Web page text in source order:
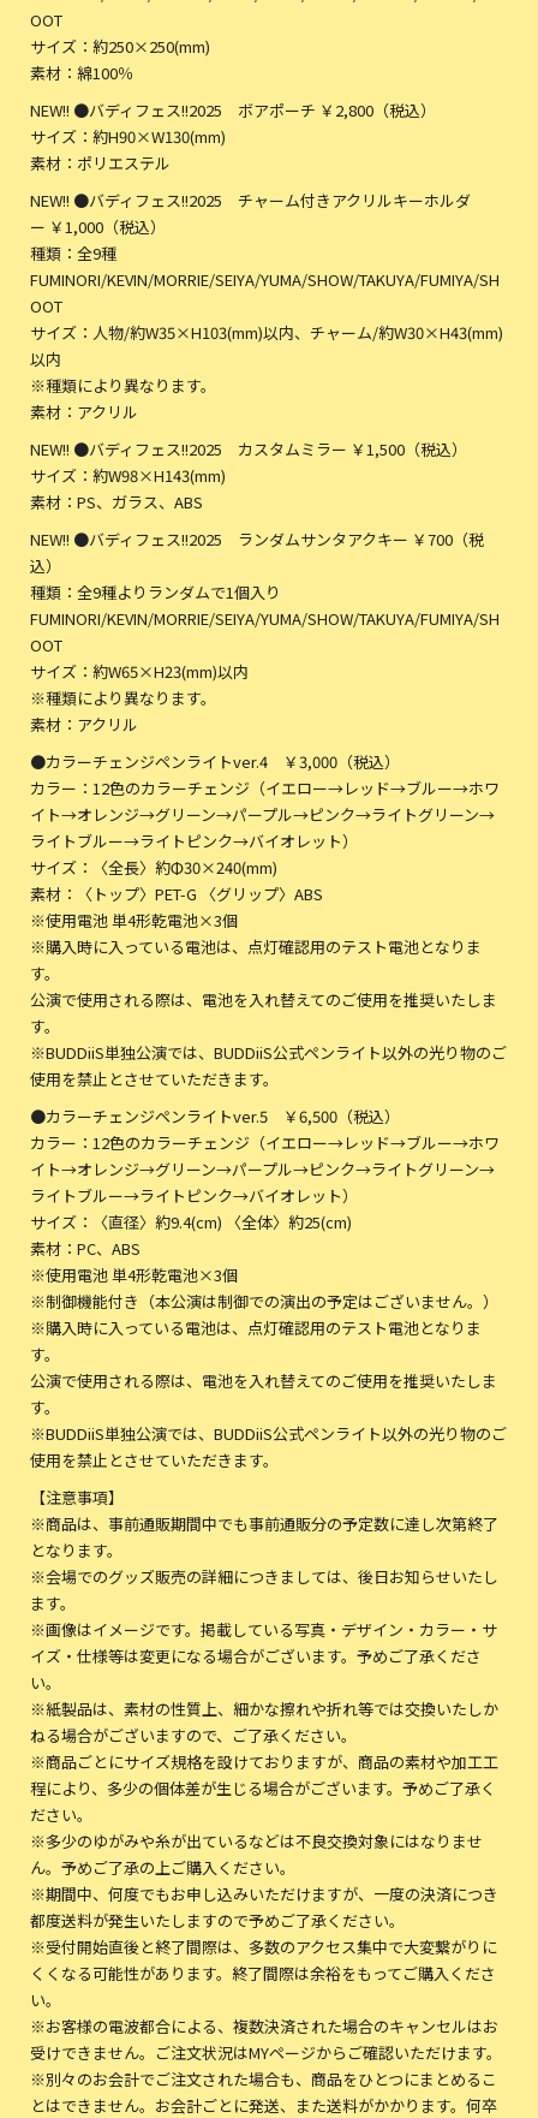
OOT
サイズ：約250×250(mm)
素材：綿100％
NEW!! ●バディフェス!!2025 ボアポーチ ￥2,800（税込）
サイズ：約H90×W130(mm)
素材：ポリエステル
NEW!! ●バディフェス!!2025 チャーム付きアクリルキーホルダ
ー ￥1,000（税込）
種類：全9種
FUMINORI/KEVIN/MORRIE/SEIYA/YUMA/SHOW/TAKUYA/FUMIYA/SH
OOT
サイズ：人物/約W35×H103(mm)以内、チャーム/約W30×H43(mm)
以内
※種類により異なります。
素材：アクリル
NEW!! ●バディフェス!!2025 カスタムミラー ￥1,500（税込）
サイズ：約W98×H143(mm)
素材：PS、ガラス、ABS
NEW!! ●バディフェス!!2025 ランダムサンタアクキー ￥700（税
込）
種類：全9種よりランダムで1個入り
FUMINORI/KEVIN/MORRIE/SEIYA/YUMA/SHOW/TAKUYA/FUMIYA/SH
OOT
サイズ：約W65×H23(mm)以内
※種類により異なります。
素材：アクリル
●カラーチェンジペンライトver.4 ￥3,000（税込）
カラー：12色のカラーチェンジ（イエロー→レッド→ブルー→ホワ
イト→オレンジ→グリーン→パープル→ピンク→ライトグリーン→
ライトブルー→ライトピンク→バイオレット）
サイズ：〈全長〉約Φ30×240(mm)
素材：〈トップ〉PET-G 〈グリップ〉ABS
※使用電池 単4形乾電池×3個
※購入時に入っている電池は、点灯確認用のテスト電池となりま
す。
公演で使用される際は、電池を入れ替えてのご使用を推奨いたしま
す。
※BUDDiiS単独公演では、BUDDiiS公式ペンライト以外の光り物のご
使用を禁止とさせていただきます。
●カラーチェンジペンライトver.5 ￥6,500（税込）
カラー：12色のカラーチェンジ（イエロー→レッド→ブルー→ホワ
イト→オレンジ→グリーン→パープル→ピンク→ライトグリーン→
ライトブルー→ライトピンク→バイオレット）
サイズ：〈直径〉約9.4(cm) 〈全体〉約25(cm)
素材：PC、ABS
※使用電池 単4形乾電池×3個
※制御機能付き（本公演は制御での演出の予定はございません。）
※購入時に入っている電池は、点灯確認用のテスト電池となりま
す。
公演で使用される際は、電池を入れ替えてのご使用を推奨いたしま
す。
※BUDDiiS単独公演では、BUDDiiS公式ペンライト以外の光り物のご
使用を禁止とさせていただきます。
【注意事項】
※商品は、事前通販期間中でも事前通販分の予定数に達し次第終了
となります。
※会場でのグッズ販売の詳細につきましては、後日お知らせいたし
ます。
※画像はイメージです。掲載している写真・デザイン・カラー・サ
イズ・仕様等は変更になる場合がございます。予めご了承くださ
い。
※紙製品は、素材の性質上、細かな擦れや折れ等では交換いたしか
ねる場合がございますので、ご了承ください。
※商品ごとにサイズ規格を設けておりますが、商品の素材や加工工
程により、多少の個体差が生じる場合がございます。予めご了承く
ださい。
※多少のゆがみや糸が出ているなどは不良交換対象にはなりませ
ん。予めご了承の上ご購入ください。
※期間中、何度でもお申し込みいただけますが、一度の決済につき
都度送料が発生いたしますので予めご了承ください。
※受付開始直後と終了間際は、多数のアクセス集中で大変繋がりに
くくなる可能性があります。終了間際は余裕をもってご購入くださ
い。
※お客様の電波都合による、複数決済された場合のキャンセルはお
受けできません。ご注文状況はMYページからご確認いただけます。
※別々のお会計でご注文された場合も、商品をひとつにまとめるこ
とはできません。お会計ごとに発送、また送料がかかります。何卒